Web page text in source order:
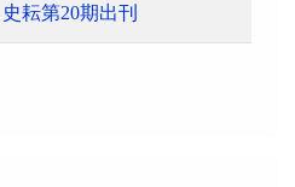
史耘第20期出刊